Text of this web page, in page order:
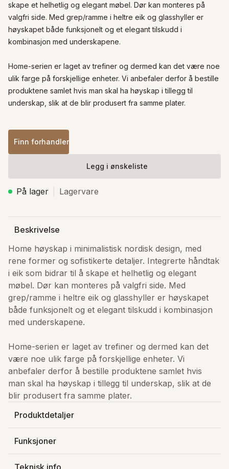
skape et helhetlig og elegant møbel. Dør kan monteres på
valgfri side. Med grep/ramme i heltre eik og glasshyller er
høyskapet både funksjonelt og et elegant tilskudd i
kombinasjon med underskapene.
Home-serien er laget av trefiner og dermed kan det være noe
ulik farge på forskjellige enheter. Vi anbefaler derfor å bestille
produktene samlet hvis man skal ha høyskap i tillegg til
underskap, slik at de blir produsert fra samme plater.
Finn forhandler
Legg i ønskeliste
På lager Lagervare
Beskrivelse
Home høyskap i minimalistisk nordisk design, med
rene former og sofistikerte detaljer. Integrerte håndtak
i eik som bidrar til å skape et helhetlig og elegant
møbel. Dør kan monteres på valgfri side. Med
grep/ramme i heltre eik og glasshyller er høyskapet
både funksjonelt og et elegant tilskudd i kombinasjon
med underskapene.
Home-serien er laget av trefiner og dermed kan det
være noe ulik farge på forskjellige enheter. Vi
anbefaler derfor å bestille produktene samlet hvis
man skal ha høyskap i tillegg til underskap, slik at de
blir produsert fra samme plater.
Produktdetaljer
Varenummer
Funksjoner
Teknisk info